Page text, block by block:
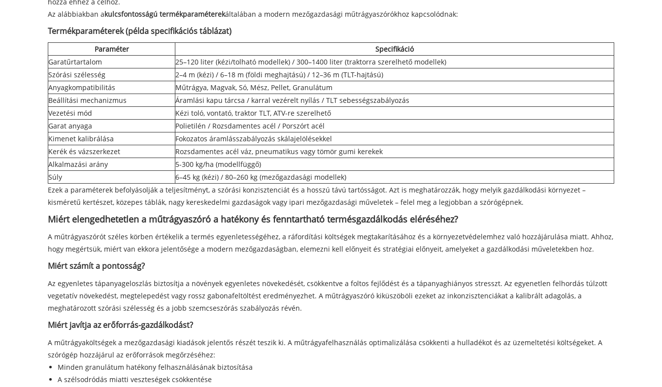
Az alábbiakban akulcsfontosságú termékparaméterekáltalában a modern mezőgazdasági műtrágyaszórókhoz kapcsolódnak:
Termékparaméterek (példa specifikációs táblázat)
Paraméter
Specifikáció
Garatűrtartalom
25–120 liter (kézi/tolható modellek) / 300–1400 liter (traktorra szerelhető modellek)
Szórási szélesség
2–4 m (kézi) / 6–18 m (földi meghajtású) / 12–36 m (TLT-hajtású)
Anyagkompatibilitás
Műtrágya, Magvak, Só, Mész, Pellet, Granulátum
Beállítási mechanizmus
Áramlási kapu tárcsa / karral vezérelt nyílás / TLT sebességszabályozás
Vezetési mód
Kézi toló, vontató, traktor TLT, ATV-re szerelhető
Garat anyaga
Polietilén / Rozsdamentes acél / Porszórt acél
Kimenet kalibrálása
Fokozatos áramlásszabályozás skálajelölésekkel
Kerék és vázszerkezet
Rozsdamentes acél váz, pneumatikus vagy tömör gumi kerekek
Alkalmazási arány
5-300 kg/ha (modellfüggő)
Súly
6–45 kg (kézi) / 80–260 kg (mezőgazdasági modellek)
Ezek a paraméterek befolyásolják a teljesítményt, a szórási konzisztenciát és a hosszú távú tartósságot. Azt is meghatározzák, hogy melyik gazdálkodási környezet –
kisméretű kertészet, közepes táblák, nagy kereskedelmi gazdaságok vagy ipari mezőgazdasági műveletek – felel meg a legjobban a szórógépnek.
Miért elengedhetetlen a műtrágyaszóró a hatékony és fenntartható termésgazdálkodás eléréséhez?
A műtrágyaszórót széles körben értékelik a termés egyenletességéhez, a ráfordítási költségek megtakarításához és a környezetvédelemhez való hozzájárulása miatt. Ahhoz,
hogy megértsük, miért van ekkora jelentősége a modern mezőgazdaságban, elemezni kell előnyeit és stratégiai előnyeit, amelyeket a gazdálkodási műveletekben hoz.
Miért számít a pontosság?
Az egyenletes tápanyageloszlás biztosítja a növények egyenletes növekedését, csökkentve a foltos fejlődést és a tápanyaghiányos stresszt. Az egyenetlen felhordás túlzott
vegetatív növekedést, megtelepedést vagy rossz gabonafeltöltést eredményezhet. A műtrágyaszóró kiküszöböli ezeket az inkonzisztenciákat a kalibrált adagolás, a
meghatározott szórási szélesség és a jobb szemcseszórás szabályozás révén.
Miért javítja az erőforrás-gazdálkodást?
A műtrágyaköltségek a mezőgazdasági kiadások jelentős részét teszik ki. A műtrágyafelhasználás optimalizálása csökkenti a hulladékot és az üzemeltetési költségeket. A
szórógép hozzájárul az erőforrások megőrzéséhez:
Minden granulátum hatékony felhasználásának biztosítása
A szélsodródás miatti veszteségek csökkentése